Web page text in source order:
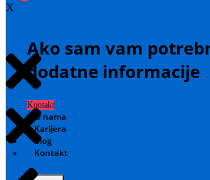
Ako sam vam
dodatne informacije
Kontakt
O nama
Karijera
Blog
Kontakt
X